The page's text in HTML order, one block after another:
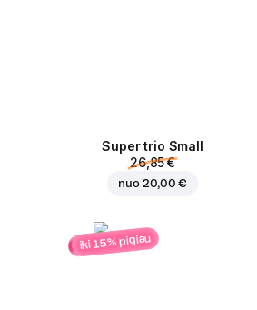
Super trio Small
26,85 €
nuo 20,00 €
iki 15% pigiau